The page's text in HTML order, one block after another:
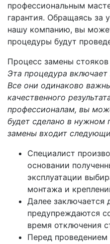
профессиональным
гарантия. Обращаясь за
нашу компанию, вы
процедуры будут
Процесс замены стояков
Эта процедура включает
Все они одинаково
качественного
профессионалам, вы
будет сделано в нужном
замены входит
Специалист
основании
эксплуатации
монтажа и
Далее заключается
предупреждаются
время отключения
Перед